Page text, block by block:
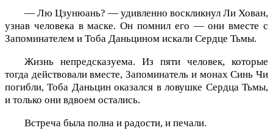
— Лю Цзунюань? — удивленно воскликнул Ли Хован,
узнав человека в маске. Он помнил его — они вместе с
Запоминателем и Тоба Даньцином искали Сердце Тьмы.
Жизнь непредсказуема. Из пяти человек, которые
тогда действовали вместе, Запоминатель и монах Синь Чи
погибли, Тоба Даньцин оказался в ловушке Сердца Тьмы,
и только они вдвоем остались.
Встреча была полна и радости, и печали.